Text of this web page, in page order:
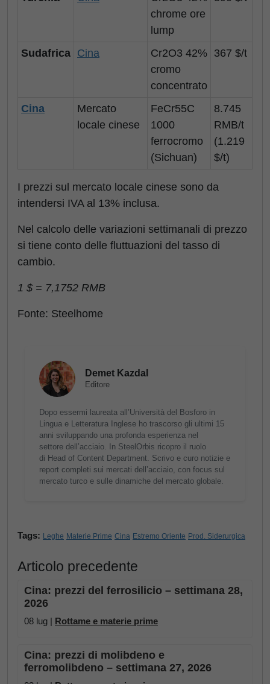
chrome ore
lump
Sudafrica Cina
Cr2O3 42%
cromo
concentrato
367 $/t
Cina
Mercato
locale cinese
FeCr55C
1000
ferrocromo
(Sichuan)
8.745
RMB/t
(1.219
$/t)
I prezzi sul mercato locale cinese sono da
intendersi IVA al 13% inclusa.
Nel calcolo delle variazioni settimanali di prezzo
si tiene conto delle fluttuazioni del tasso di
cambio.
1 $ = 7,1752 RMB
Fonte: Steelhome
Demet Kazdal
Editore
Dopo essermi laureata all’Università del Bosforo in
Lingua e Letteratura Inglese ho trascorso gli ultimi 15
anni sviluppando una profonda esperienza nel
settore dell’acciaio. In SteelOrbis ricopro il ruolo
di Head of Content Department. Scrivo e curo notizie e
report completi sui mercati dell’acciaio, con focus sul
mercato turco e sulle dinamiche del mercato globale.
Tags: Leghe Materie Prime Cina Estremo Oriente Prod. Siderurgica
Articolo precedente
Cina: prezzi del ferrosilicio – settimana 28,
2026
08 lug | Rottame e materie prime
Cina: prezzi di molibdeno e
ferromolibdeno – settimana 27, 2026